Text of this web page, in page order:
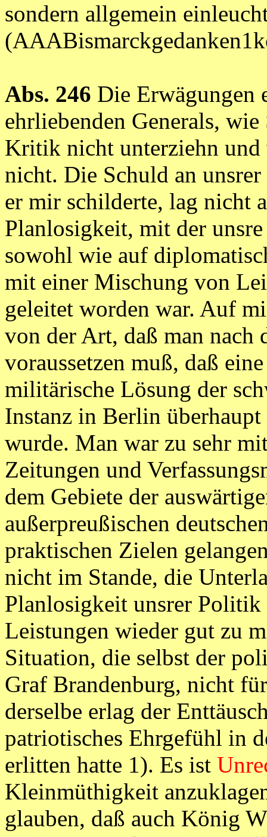
sondern allgemein
Abs. 246 Die Erwägungen
ehrliebenden Generals,
Kritik nicht unterziehn und
nicht. Die Schuld an
er mir schilderte, lag nicht
Planlosigkeit, mit der
sowohl wie auf
mit einer Mischung von
geleitet worden war. Auf
von der Art, daß man nach
voraussetzen muß, daß
militärische Lösung der
Instanz in Berlin
wurde. Man war zu sehr
Zeitungen und
dem Gebiete der
außerpreußischen
praktischen Zielen
nicht im Stande, die
Planlosigkeit unsrer
Leistungen wieder gut zu
Situation, die selbst der
Graf Brandenburg, nicht
derselbe erlag der
patriotisches Ehrgefühl in
erlitten hatte 1). Es ist
Kleinmüthigkeit
glauben, daß auch König